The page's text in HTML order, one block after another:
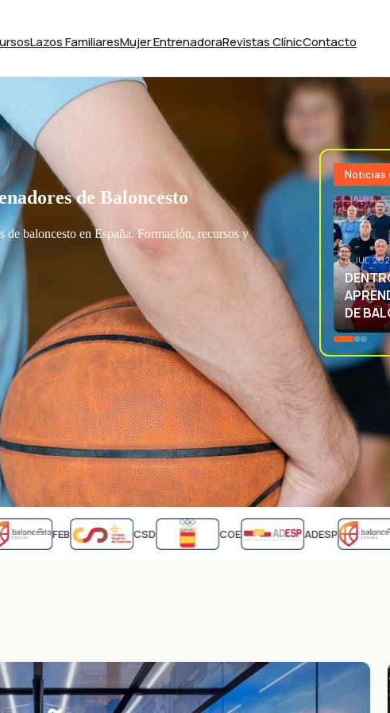
Lazos FamiliaresMujer EntrenadoraRevistas ClínicContacto
de Baloncesto
de baloncesto en España. Formación, recursos y
Noticias
3 JUL
LA
FEB CSD COE ADESP